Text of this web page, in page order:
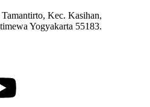
Kec. Kasihan,
Yogyakarta 55183.